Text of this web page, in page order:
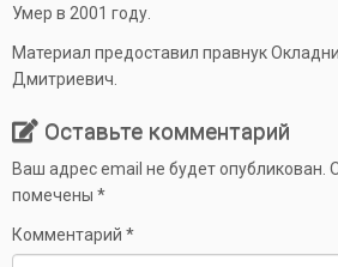
Умер в 2001 году.
Материал предоставил правнук
Дмитриевич.
Оставьте комментарий
Ваш адрес email не будет опубликован.
помечены *
Комментарий *